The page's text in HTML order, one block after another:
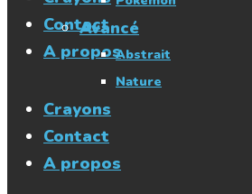
Contact
A propos
Avancé
Abstrait
Nature
Crayons
Contact
A propos